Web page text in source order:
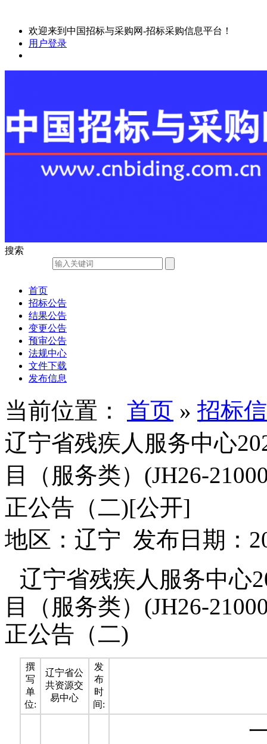
欢迎来到中国招标与采购网-招标采购信息平台！
用户登录
搜索
首页
招标公告
结果公告
变更公告
预审公告
法规中心
文件下载
发布信息
当前位置： 首页 » 招标
辽宁省残疾人服务中心
目（服务类）(JH26-
正公告（二)[公开]
地区：辽宁 发布日期：
辽宁省残疾人服务中心
目（服务类）(JH26-
正公告（二)
撰
写
单
位:
辽宁省公
共资源交
易中心
发
布
时
间: